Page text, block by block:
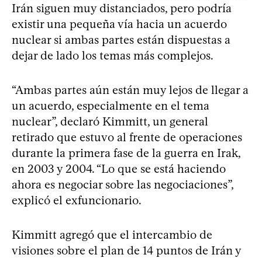
Irán siguen muy distanciados, pero podría
existir una pequeña vía hacia un acuerdo
nuclear si ambas partes están dispuestas a
dejar de lado los temas más complejos.
“Ambas partes aún están muy lejos de llegar a
un acuerdo, especialmente en el tema
nuclear”, declaró Kimmitt, un general
retirado que estuvo al frente de operaciones
durante la primera fase de la guerra en Irak,
en 2003 y 2004. “Lo que se está haciendo
ahora es negociar sobre las negociaciones”,
explicó el exfuncionario.
Kimmitt agregó que el intercambio de
visiones sobre el plan de 14 puntos de Irán y